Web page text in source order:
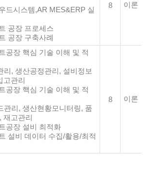
드시스템,AR MES&ERP 실
공장 프로세스
공장 구축사례
8 이론
공장 핵심 기술 이해 및 적
리, 생산공정관리, 설비정보
고관리
공장 핵심 기술 이해 및 적
관리, 생산현황모니터링, 품
재고관리
공장 설비 최적화
설비 데이터 수집/활용/최적
8 이론